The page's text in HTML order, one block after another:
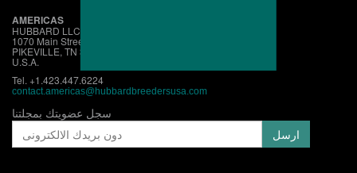
AMERICAS
HUBBARD LLC
1070 Main Street
PIKEVILLE, TN 37367
U.S.A.
Tel. +1.423.447.6224
contact.americas@hubbardbreedersusa.com
سجل عضويتك بمجلتنا